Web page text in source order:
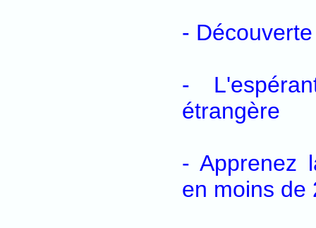
-
-
étrangère
- Apprenez
en moins de